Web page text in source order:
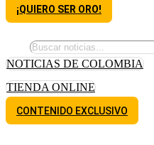
¡QUIERO SER ORO!
NOTICIAS DE COLOMBIA
TIENDA ONLINE
CONTENIDO EXCLUSIVO